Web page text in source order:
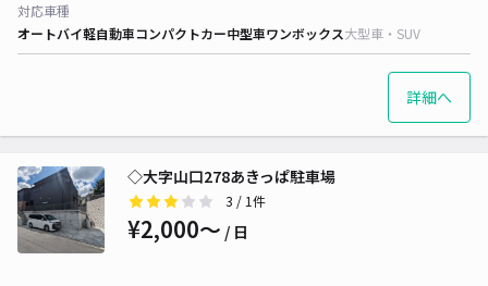
対応車種
オートバイ軽自動車コンパクトカー中型車ワンボックス大型車・SUV
詳細へ
◇大字山口278あきっぱ駐車場
3 / 1件
¥2,000〜 / 日